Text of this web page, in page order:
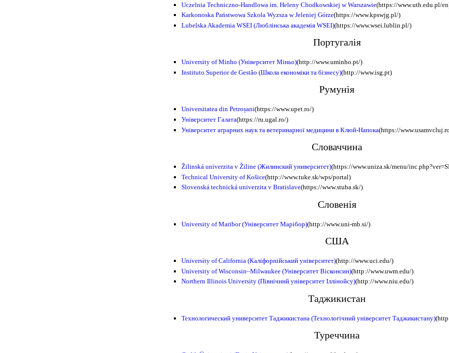
Uczelnia Techniczno-Handlowa im. Heleny Chodkowskiej w Warszawie(https://www.uth.edu.pl/
Karkonoska Państwowa Szkoła Wyzsza w Jeleniej Górze(https://www.kpswjg.pl/)
Lubelska Akademia WSEI (Люблінська академія WSEI)(https://www.wsei.lublin.pl/)
Португалія
University of Minho (Університет Міньо)(http://www.uminho.pt/)
Instituto Superior de Gestão (Школа економіки та бізнесу)(http://www.isg.pt)
Румунія
Universitatea din Petroșani(https://www.upet.ro/)
Університет Галата(https://ru.ugal.ro/)
Університет аграрних наук та ветеринарної медицини в Клюй-Напока(https://
Словаччина
Žilinská univerzita v Žiline (Жилинский университет)(https://www.uniza.sk/menu/
Technical University of Košice(http://www.tuke.sk/wps/portal)
Slovenská technická univerzita v Bratislave(https://www.stuba.sk/)
Словенія
University of Maribor (Університет Марібор)(http://www.uni-mb.si/)
США
University of California (Каліфорнійський університет)(http://www.uci.edu/)
University of Wisconsin–Milwaukee (Університет Вісконсин)(http://www.uwm.edu/)
Northern Illinois University (Північний університет Іллінойсу)(http://www.niu.edu/)
Таджикистан
Технологический университет Таджикистана (Технологічний університет Таджикистану)
Туреччина